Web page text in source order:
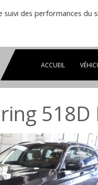
07 49
ACCUEIL
518D
des performances du